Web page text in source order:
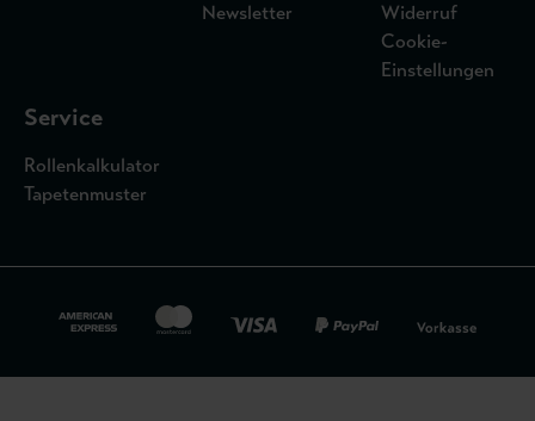
Newsletter
Widerruf
Cookie-
Einstellungen
Service
Rollenkalkulator
Tapetenmuster